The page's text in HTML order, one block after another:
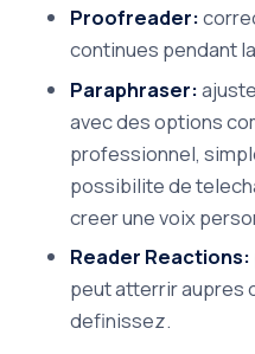
Proofreader:
continues pendant
Paraphraser:
avec des options
professionnel,
possibilite de
creer une voix
Reader Reactions:
peut atterrir aupres
definissez.